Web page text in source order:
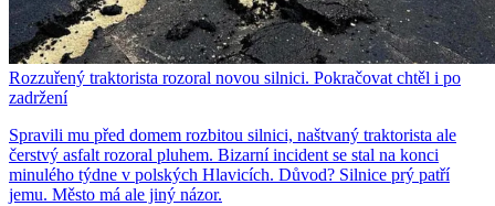
Rozzuřený traktorista rozoral novou silnici. Pokračovat chtěl i po
zadržení
Spravili mu před domem rozbitou silnici, naštvaný traktorista ale
čerstvý asfalt rozoral pluhem. Bizarní incident se stal na konci
minulého týdne v polských Hlavicích. Důvod? Silnice prý patří
jemu. Město má ale jiný názor.